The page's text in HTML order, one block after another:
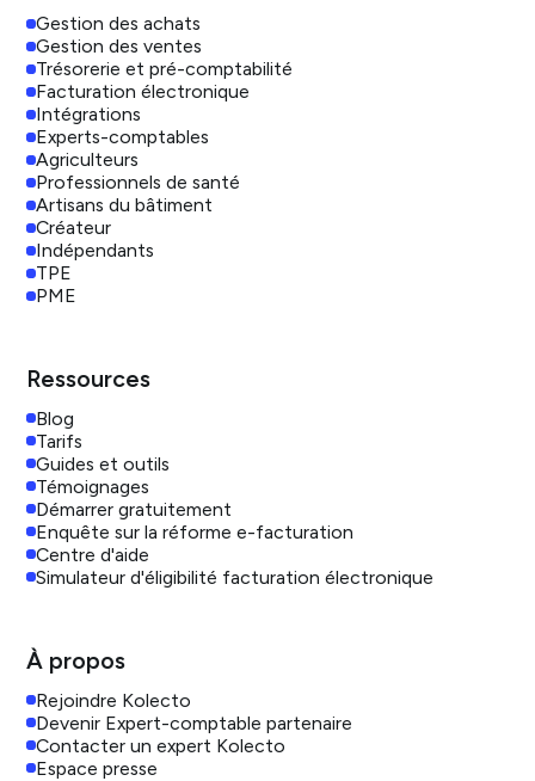
Gestion des achats
Gestion des ventes
Trésorerie et pré-comptabilité
Facturation électronique
Intégrations
Experts-comptables
Agriculteurs
Professionnels de santé
Artisans du bâtiment
Créateur
Indépendants
TPE
PME
Ressources
Blog
Tarifs
Guides et outils
Témoignages
Démarrer gratuitement
Enquête sur la réforme e-facturation
Centre d'aide
Simulateur d'éligibilité facturation électronique
À propos
Rejoindre Kolecto
Devenir Expert-comptable partenaire
Contacter un expert Kolecto
Espace presse